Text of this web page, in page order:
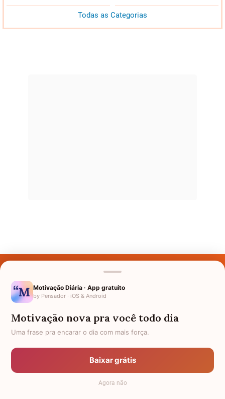
Todas as Categorias
Nomes pelo Mundo
Política de Privacidade
Anuncie
Termos de Uso
Motivação Diária · App gratuito
by Pensador · iOS & Android
Motivação nova pra você todo dia
Uma frase pra encarar o dia com mais força.
Baixar grátis
Agora não